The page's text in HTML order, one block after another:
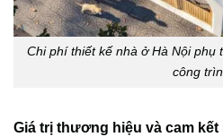
Chi phí thiết kế nhà ở Hà Nội phụ
công
Giá trị thương hiệu và cam kết